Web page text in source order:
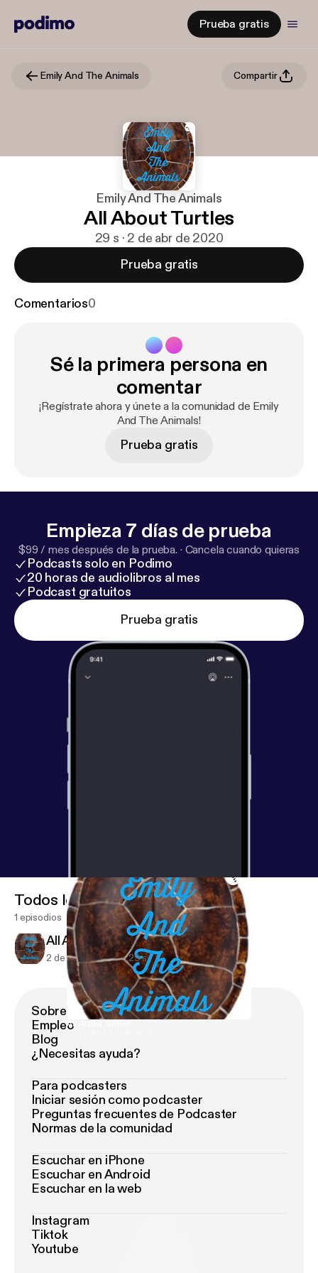
Prueba gratis
Emily And The Animals Compartir
Emily And The Animals
All About Turtles
29 s · 2 de abr de 2020
Prueba gratis
Comentarios0
Sé la primera persona en
comentar
¡Regístrate ahora y únete a la comunidad de Emily
And The Animals!
Prueba gratis
Empieza 7 días de prueba
$99 / mes después de la prueba. · Cancela cuando quieras
Podcasts solo en Podimo
20 horas de audiolibros al mes
Podcast gratuitos
Prueba gratis
All About Turtles
Todos los episodios
1 episodios
All About Turtles
2 de abr de 2020 29 s
Sobre Podimo
Empleo
Blog
¿Necesitas ayuda?
Para podcasters
Iniciar sesión como podcaster
Preguntas frecuentes de Podcaster
Normas de la comunidad
Escuchar en iPhone
Escuchar en Android
Escuchar en la web
Instagram
Tiktok
Youtube